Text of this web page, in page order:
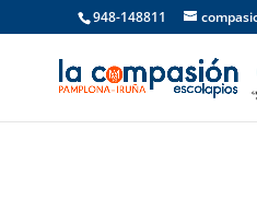
948-148811